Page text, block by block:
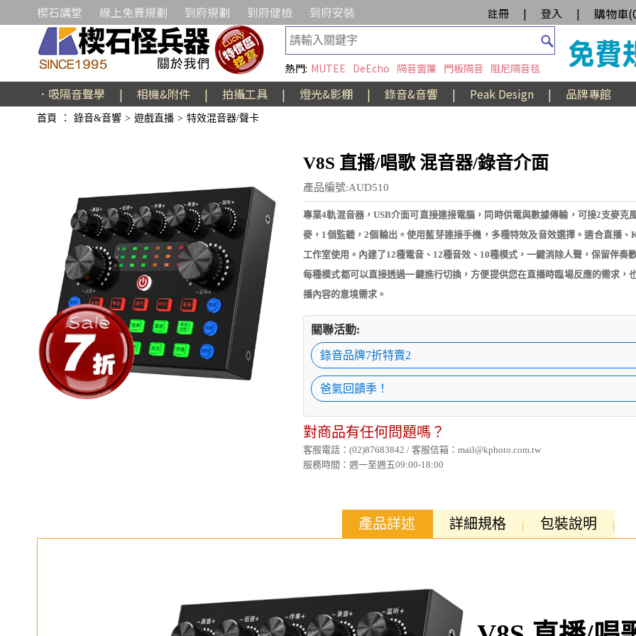
楔石講堂 線上免費規劃 到府規劃 到府健檢 到府安裝 註冊 | 登入 | 購物車(
熱門: MUTEE DeEcho 隔音窗簾 門板隔音 阻尼隔音毯
．吸隔音聲學 | 相機&附件 | 拍攝工具 | 燈光&影棚 | 錄音&音響 | Peak Design | 品牌專館
首頁 ： 錄音&音響 > 遊戲直播 > 特效混音器/聲卡
V8S 直播/唱歌 混音器/錄音介面
產品編號:AUD510
專業4軌混音器，USB介面可直接連接電腦，同時供電與數據傳輸，可接2支麥克
麥，1個監聽，2個輸出。使用藍芽連接手機，多種特效及音效選擇。適合直播、
工作室使用。內建了12種電音、12種音效、10種模式，一鍵消除人聲，保留伴奏
每種模式都可以直接透過一鍵進行切換，方便提供您在直播時臨場反應的需求，
播內容的意境需求。
關聯活動:
錄音品牌7折特賣2
爸氣回饋季！
對商品有任何問題嗎？
客服電話：(02)87683842 / 客服信箱：mail@kphoto.com.tw
服務時間：週一至週五09:00-18:00
產品詳述 詳細規格 包裝說明